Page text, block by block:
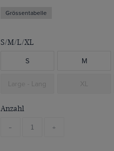
Grössentabelle
S/M/L/XL
S M
Large - Lang XL
Anzahl
- +